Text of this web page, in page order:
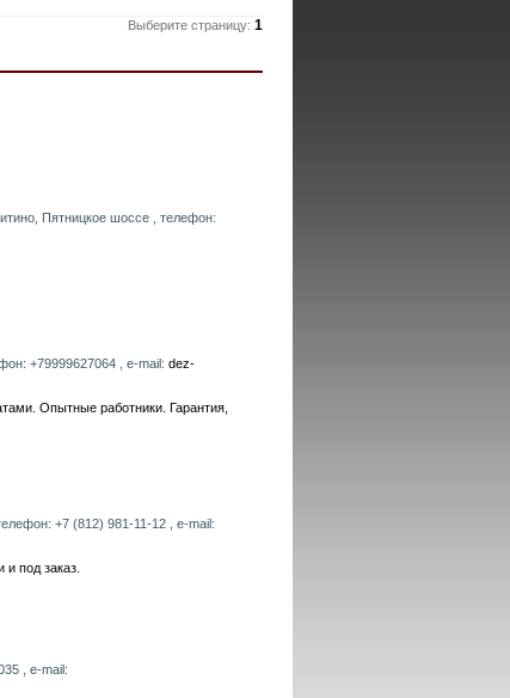
Выберите страницу: 1
Пятницкое шоссе , телефон:
+79999627064 , e-mail: dez-
Опытные работники. Гарантия,
+7 (812) 981-11-12 , e-mail:
под заказ.
, e-mail: